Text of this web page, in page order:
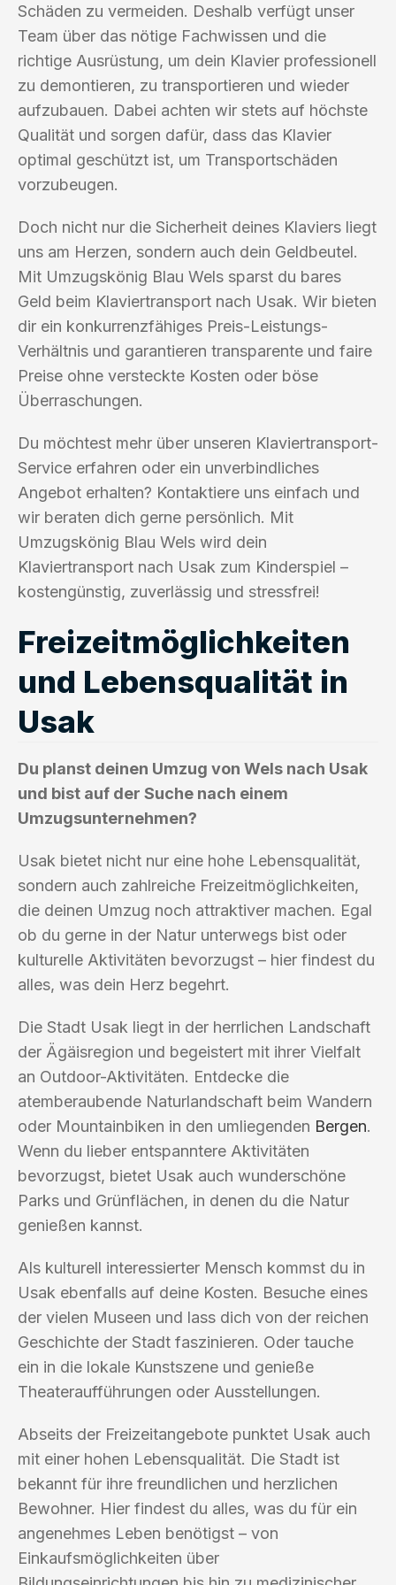
Schäden zu vermeiden. Deshalb verfügt unser
Team über das nötige Fachwissen und die
richtige Ausrüstung, um dein Klavier professionell
zu demontieren, zu transportieren und wieder
aufzubauen. Dabei achten wir stets auf höchste
Qualität und sorgen dafür, dass das Klavier
optimal geschützt ist, um Transportschäden
vorzubeugen.
Doch nicht nur die Sicherheit deines Klaviers liegt
uns am Herzen, sondern auch dein Geldbeutel.
Mit Umzugskönig Blau Wels sparst du bares
Geld beim Klaviertransport nach Usak. Wir bieten
dir ein konkurrenzfähiges Preis-Leistungs-
Verhältnis und garantieren transparente und faire
Preise ohne versteckte Kosten oder böse
Überraschungen.
Du möchtest mehr über unseren Klaviertransport-
Service erfahren oder ein unverbindliches
Angebot erhalten? Kontaktiere uns einfach und
wir beraten dich gerne persönlich. Mit
Umzugskönig Blau Wels wird dein
Klaviertransport nach Usak zum Kinderspiel –
kostengünstig, zuverlässig und stressfrei!
Freizeitmöglichkeiten
und Lebensqualität in
Usak
Du planst deinen Umzug von Wels nach Usak
und bist auf der Suche nach einem
Umzugsunternehmen?
Usak bietet nicht nur eine hohe Lebensqualität,
sondern auch zahlreiche Freizeitmöglichkeiten,
die deinen Umzug noch attraktiver machen. Egal
ob du gerne in der Natur unterwegs bist oder
kulturelle Aktivitäten bevorzugst – hier findest du
alles, was dein Herz begehrt.
Die Stadt Usak liegt in der herrlichen Landschaft
der Ägäisregion und begeistert mit ihrer Vielfalt
an Outdoor-Aktivitäten. Entdecke die
atemberaubende Naturlandschaft beim Wandern
oder Mountainbiken in den umliegenden Bergen.
Wenn du lieber entspanntere Aktivitäten
bevorzugst, bietet Usak auch wunderschöne
Parks und Grünflächen, in denen du die Natur
genießen kannst.
Als kulturell interessierter Mensch kommst du in
Usak ebenfalls auf deine Kosten. Besuche eines
der vielen Museen und lass dich von der reichen
Geschichte der Stadt faszinieren. Oder tauche
ein in die lokale Kunstszene und genieße
Theateraufführungen oder Ausstellungen.
Abseits der Freizeitangebote punktet Usak auch
mit einer hohen Lebensqualität. Die Stadt ist
bekannt für ihre freundlichen und herzlichen
Bewohner. Hier findest du alles, was du für ein
angenehmes Leben benötigst – von
Einkaufsmöglichkeiten über